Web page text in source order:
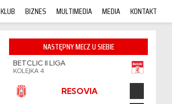
KLUB BIZNES MULTIMEDIA MEDIA KONTAKT
NASTĘPNY MECZ U SIEBIE
BETCLIC II LIGA
KOLEJKA 4
RESOVIA